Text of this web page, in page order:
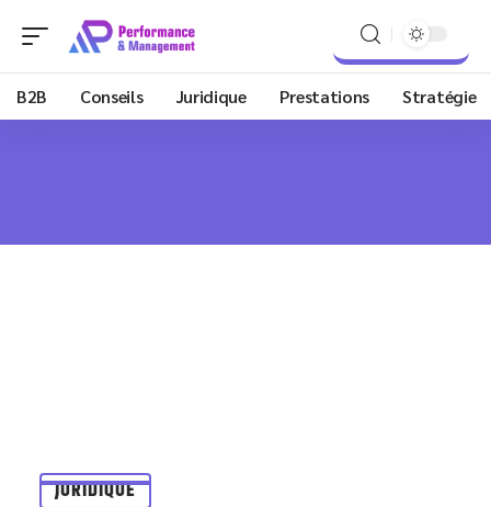
B2B Conseils Juridique Prestations Stratégie
JURIDIQUE